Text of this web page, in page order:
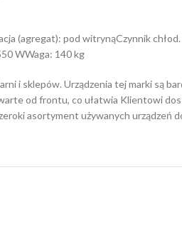
(agregat): pod witrynąCzynnik
WWaga: 140 kg
i sklepów. Urządzenia tej marki są
od frontu, co ułatwia Klientowi
asortyment używanych